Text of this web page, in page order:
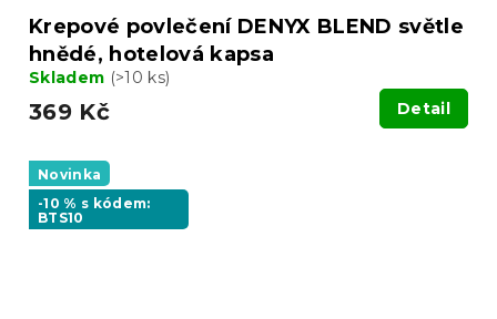
Krepové povlečení DENYX BLEND světle
hnědé, hotelová kapsa
Skladem (>10 ks)
369 Kč Detail
Novinka
-10 % s kódem:
BTS10